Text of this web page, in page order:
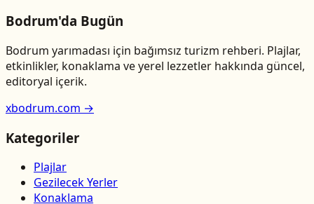
Bodrum'da Bugün
Bodrum yarımadası için bağımsız turizm rehberi. Plajlar,
etkinlikler, konaklama ve yerel lezzetler hakkında güncel,
editoryal içerik.
xbodrum.com →
Kategoriler
Plajlar
Gezilecek Yerler
Konaklama